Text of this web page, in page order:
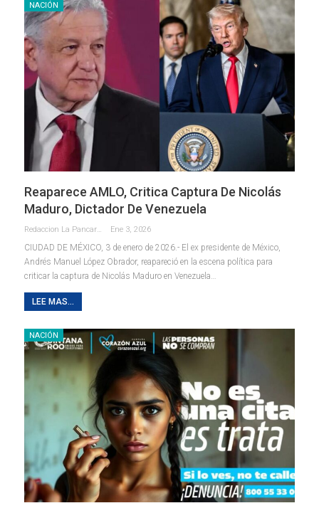
NACIÓN
Reaparece AMLO, Critica Captura De Nicolás
Maduro, Dictador De Venezuela
Redaccion La Pancarta De Quintana Roo Ene 3, 2026
CIUDAD DE MÉXICO, 3 de enero de 2026.- El ex presidente de México,
Andrés Manuel López Obrador, reapareció en la escena política para
criticar la captura de Nicolás Maduro en Venezuela…
LEE MAS...
NACIÓN